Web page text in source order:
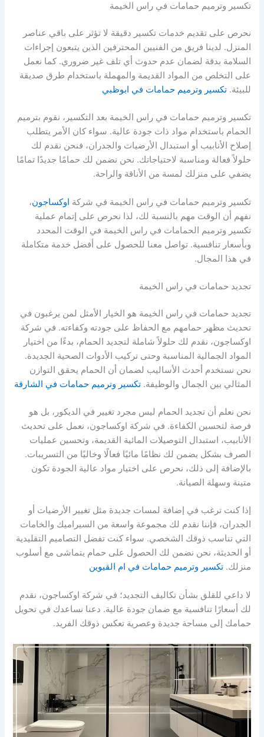
تكسير وترميم حمامات في راس الخيمة
نحرص على تقديم خدمات تكسير دقيقة لا تؤثر على باقي عناصر
المنزل. لدينا فريق من الفنيين المحترفين الذين يتبعون إجراءات
السلامة بدقة لضمان عدم حدوث أي تلف غير ضروري. كما نعمل
على التخلص من المواد القديمة والمهملة باستخدام طرق صديقة
للبيئة.تكسير وترميم حمامات في ابوظبي
تكسير وترميم حمامات في راس الخيمة بعد التكسير، نقوم بترميم
الحمام باستخدام مواد ذات جودة عالية. سواء كان الأمر يتطلب
إصلاح الأنابيب أو استبدال الأرضيات والجدران، فنحن نقدم لك
حلولاً فعالة ومناسبة لاحتياجاتك. نحن نضمن لك حمامًا جديدًا تمامًا
يضفي على منزلك لمسة من الأناقة والراحة.
تكسير وترميم حمامات في راس الخيمة في شركة اوكساجون،
نفهم أن الوقت مهم بالنسبة لك، لذا نحرص على إتمام عملية
تكسير وترميم الحمامات في راس الخيمة في الوقت المحدد
وبأسعار تنافسية. تواصل معنا للحصول على أفضل خدمة متكاملة
في هذا المجال.
تجديد حمامات في راس الخيمة
تجديد حمامات في راس الخيمة هو الخيار الأمثل لمن يرغبون في
تحديث مظهر حمامهم مع الحفاظ على جودته وكفاءته. في شركة
اوكساجون، نقدم لك حلولاً شاملة لتجديد الحمام، بدءًا من اختيار
المواد الجمالية المناسبة وحتى تركيب الأدوات الصحية الجديدة.
نحن نستخدم أحدث الأساليب لضمان أن الحمام يحقق التوازن
المثالي بين الجمال والوظيفة.تكسير وترميم حمامات في الشارقة
نحن نعلم أن تجديد الحمام ليس مجرد تغيير في الديكور، بل هو
فرصة لتحسين الكفاءة. في شركة اوكساجون، نعمل على تحديث
الأنابيب، استبدال التوصيلات المائية القديمة، وتحسين عمليات
الصرف بشكل يضمن لك نظامًا مائيًا فعالًا وخاليًا من التسريبات.
بالإضافة إلى ذلك، نحرص على اختيار مواد عالية الجودة تكون
متينة وسهلة الصيانة.
إذا كنت ترغب في إضافة لمسات جديدة مثل تغيير الأرضيات أو
الجدران، فإننا نقدم لك مجموعة واسعة من السيراميك والخامات
التي تناسب ذوقك الشخصي. سواء كنت تفضل التصاميم التقليدية
أو الحديثة، نحن نضمن لك الحصول على حمام يتماشى مع أسلوب
منزلك.تكسير وترميم حمامات في ام القيوين
لا داعي للقلق بشأن تكاليف التجديد؛ في شركة اوكساجون، نقدم
لك أسعارًا تنافسية مع ضمان جودة عالية. دعنا نساعدك في تحويل
حمامك إلى مساحة جديدة وعصرية تعكس ذوقك الفريد.